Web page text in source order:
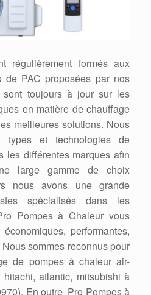
régulièrement formés aux
de PAC proposées par nos
sont toujours à jour sur les
en matière de chauffage
meilleures solutions. Nous
types et technologies de
les différentes marques afin
large gamme de choix
nous avons une grande
spécialisés dans les
Pompes à Chaleur vous
performantes,
sommes reconnus pour
de pompes à chaleur air-
atlantic, mitsubishi à
En outre Pro Pompes à